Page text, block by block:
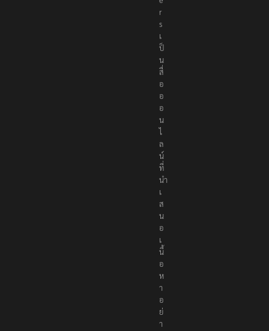
t
e
r
s
เ
ป็
น
สื่
อ
อ
อ
น
ไ
ล
น์
ที่
นำ
เ
ส
น
อ
เ
นื้
อ
ห
า
อ